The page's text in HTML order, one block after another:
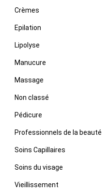
Crèmes
Epilation
Lipolyse
Manucure
Massage
Non classé
Pédicure
Professionnels de la beauté
Soins Capillaires
Soins du visage
Vieillissement